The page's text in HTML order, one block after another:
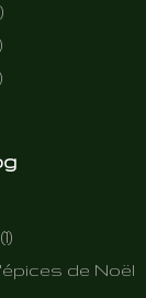
(1)
de Noël